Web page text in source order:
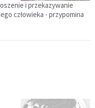
i przekazywanie
człowieka - przypomina